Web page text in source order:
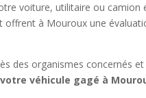
voiture, utilitaire ou camion
à Mouroux une
des organismes concernés
véhicule gagé à